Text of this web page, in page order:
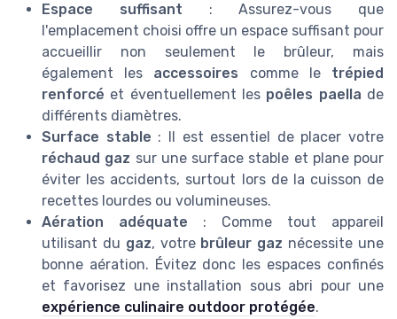
Espace suffisant : Assurez-vous que
l'emplacement choisi offre un espace suffisant pour
accueillir non seulement le brûleur, mais
également les accessoires comme le trépied
renforcé et éventuellement les poêles paella de
différents diamètres.
Surface stable : Il est essentiel de placer votre
réchaud gaz sur une surface stable et plane pour
éviter les accidents, surtout lors de la cuisson de
recettes lourdes ou volumineuses.
Aération adéquate : Comme tout appareil
utilisant du gaz, votre brûleur gaz nécessite une
bonne aération. Évitez donc les espaces confinés
et favorisez une installation sous abri pour une
expérience culinaire outdoor protégée.